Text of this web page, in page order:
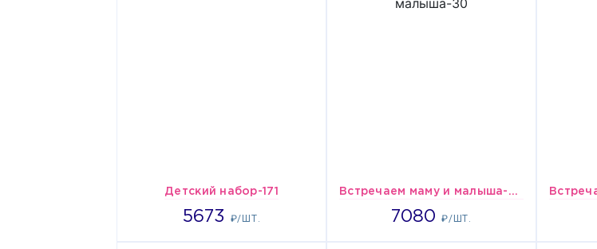
Детский набор-171
5673 ₽/ШТ.
5673 Встречаем маму и малыша-30
7080₽/ШТ.
7080